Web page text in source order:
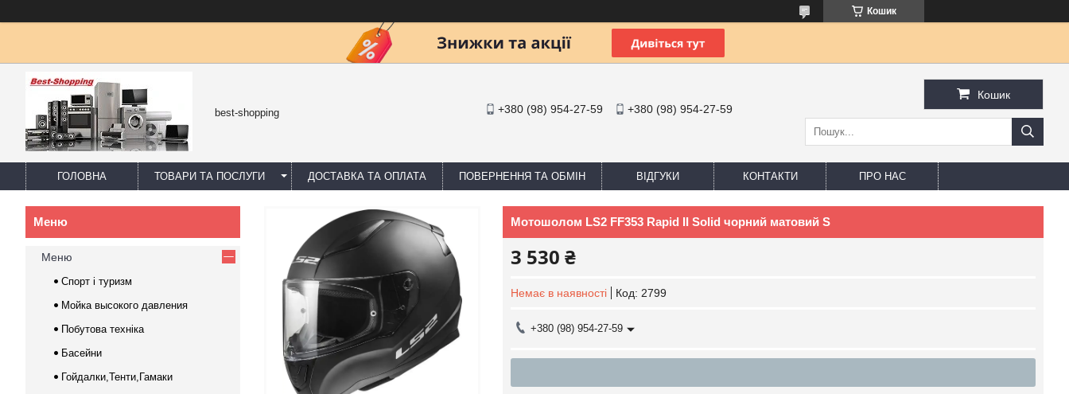
Кошик
best-shopping +380 (98) 954-27-59 +380 (98) 954-27-59
Кошик
ГОЛОВНА ТОВАРИ ТА ПОСЛУГИ ДОСТАВКА ТА ОПЛАТА ПОВЕРНЕННЯ ТА ОБМІН ВІДГУКИ КОНТАКТИ ПРО НАС
Мотошолом LS2 FF353 Rapid II Solid чорний матовий S
3 530 ₴
Немає в наявності Код: 2799
+380 (98) 954-27-59
Меню
Спорт і туризм
Мойка высокого давления
Побутова техніка
Басейни
Гойдалки,Тенти,Гамаки